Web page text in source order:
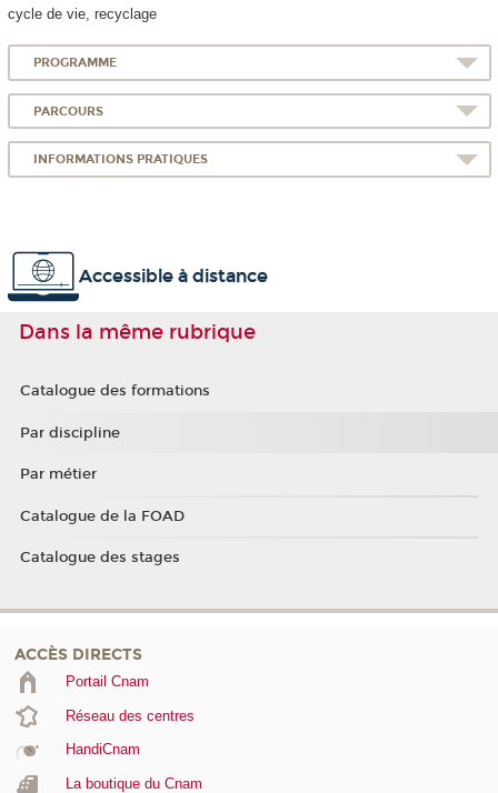
cycle de vie, recyclage
PROGRAMME
PARCOURS
INFORMATIONS PRATIQUES
Accessible à distance
Dans la même rubrique
Catalogue des formations
Par discipline
Par métier
Catalogue de la FOAD
Catalogue des stages
ACCÈS DIRECTS
Portail Cnam
Réseau des centres
HandiCnam
La boutique du Cnam